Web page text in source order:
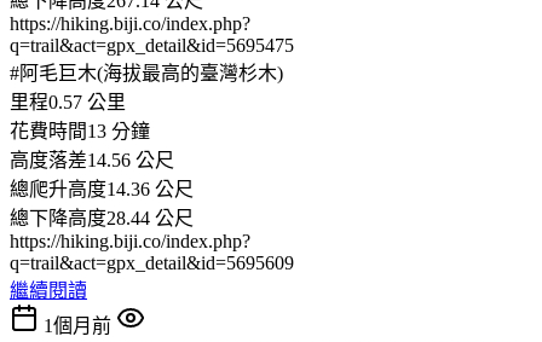
https://hiking.biji.co/index.php?
q=trail&act=gpx_detail&id=5695475
#阿毛巨木(海拔最高的臺灣杉木)
里程0.57 公里
花費時間13 分鐘
高度落差14.56 公尺
總爬升高度14.36 公尺
總下降高度28.44 公尺
https://hiking.biji.co/index.php?
q=trail&act=gpx_detail&id=5695609
繼續閱讀
1個月前